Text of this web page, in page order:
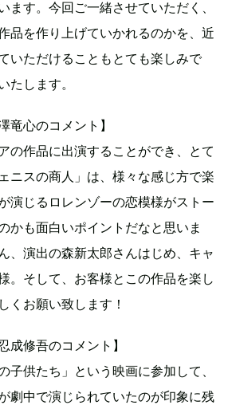
ます。今回ご一緒させていただく、
品を作り上げていかれるのかを、近
いただけることもとても楽しみで
たします。
竜心のコメント】
の作品に出演することができ、とて
ニスの商人」は、様々な感じ方で楽
演じるロレンゾーの恋模様がストー
かも面白いポイントだなと思いま
、演出の森新太郎さんはじめ、キャ
。そして、お客様とこの作品を楽し
くお願い致します！
成修吾のコメント】
子供たち」という映画に参加して、
劇中で演じられていたのが印象に残